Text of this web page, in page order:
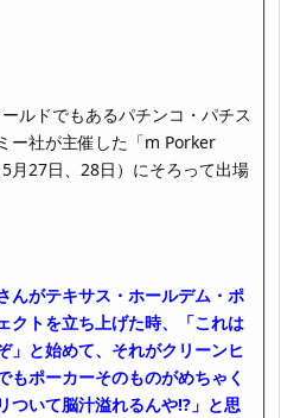
ルドでもあるパチンコ・パチス
ー社が主催した「m Porker
27日、28日）にそろって出場
がテキサス・ホールデム・ポ
クトを立ち上げた時、「これは
」と始めて、それがクリーンヒ
もポーカーそのものがめちゃく
ついて脳汁溢れるんや!?」と思